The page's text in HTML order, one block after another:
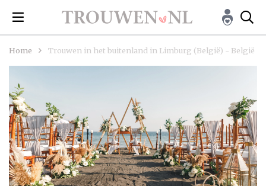
Home Trouwen in het buitenland in Limburg (België) - België